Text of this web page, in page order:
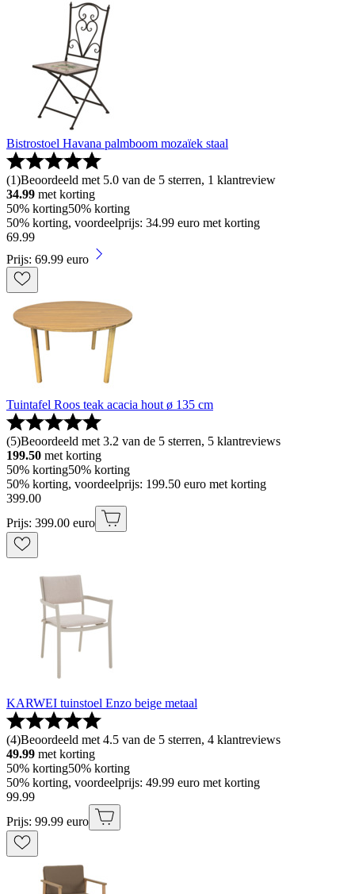
Bistrostoel Havana palmboom mozaïek staal
(1)Beoordeeld met 5.0 van de 5 sterren, 1 klantreview
34.99 met korting
50% korting50% korting
50% korting, voordeelprijs: 34.99 euro met korting
69.99
Prijs: 69.99 euro
Tuintafel Roos teak acacia hout ø 135 cm
(5)Beoordeeld met 3.2 van de 5 sterren, 5 klantreviews
199.50 met korting
50% korting50% korting
50% korting, voordeelprijs: 199.50 euro met korting
399.00
Prijs: 399.00 euro
KARWEI tuinstoel Enzo beige metaal
(4)Beoordeeld met 4.5 van de 5 sterren, 4 klantreviews
49.99 met korting
50% korting50% korting
50% korting, voordeelprijs: 49.99 euro met korting
99.99
Prijs: 99.99 euro